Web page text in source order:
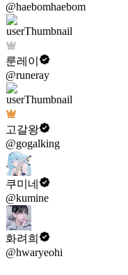
@haebomhaebom
룬레이
@runeray
고갈왕
@gogalking
쿠미네
@kumine
화려희
@hwaryeohi